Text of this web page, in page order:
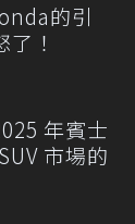
的引
！
年賓士
市場的